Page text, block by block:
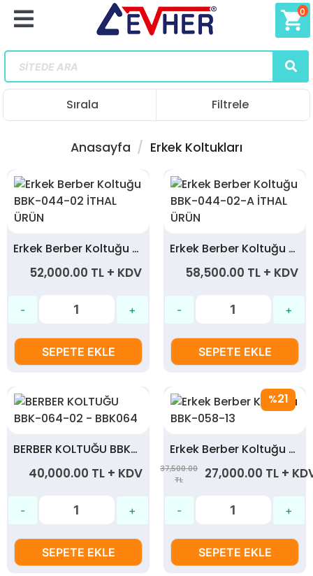
shopping_cart
0
Sırala Filtrele
Anasayfa Erkek Koltukları
Erkek Berber Koltuğu BBK-044-02 İTHAL ÜRÜN
52,000.00 TL + KDV
SEPETE EKLE
Erkek Berber Koltuğu BBK-044-02-A İTHAL ÜRÜN
58,500.00 TL + KDV
SEPETE EKLE
BERBER KOLTUĞU BBK-064-02 - BBK064
40,000.00 TL + KDV
SEPETE EKLE
%21
Erkek Berber Koltuğu BBK-058-13
37,500.00
TL
27,000.00 TL +
SEPETE EKLE